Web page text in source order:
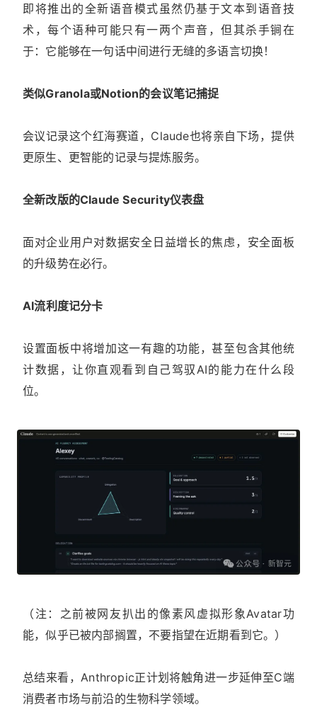
即将推出的全新语音模式虽然仍基于文本到语音技
术，每个语种可能只有一两个声音，但其杀手锏在
于：它能够在一句话中间进行无缝的多语言切换！
类似Granola或Notion的会议笔记捕捉
会议记录这个红海赛道，Claude也将亲自下场，提供
更原生、更智能的记录与提炼服务。
全新改版的Claude Security仪表盘
面对企业用户对数据安全日益增长的焦虑，安全面板
的升级势在必行。
AI流利度记分卡
设置面板中将增加这一有趣的功能，甚至包含其他统
计数据，让你直观看到自己驾驭AI的能力在什么段
位。
（注：之前被网友扒出的像素风虚拟形象Avatar功
能，似乎已被内部搁置，不要指望在近期看到它。）
总结来看，Anthropic正计划将触角进一步延伸至C端
消费者市场与前沿的生物科学领域。